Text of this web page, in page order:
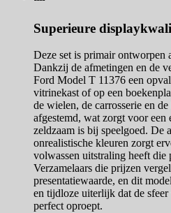
Superieure
Deze set is primair ontworpen
Dankzij de afmetingen en de
Ford Model T 11376 een
vitrinekast of op een
de wielen, de carrosserie en
afgestemd, wat zorgt voor een
zeldzaam is bij speelgoed. De
onrealistische kleuren zorgt
volwassen uitstraling heeft die
Verzamelaars die prijzen
presentatiewaarde, en dit
en tijdloze uiterlijk dat de
perfect oproept.